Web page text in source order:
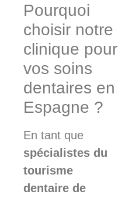
Pourquoi
choisir notre
clinique pour
vos soins
dentaires en
Espagne ?
En tant que
spécialistes du
tourisme
dentaire de